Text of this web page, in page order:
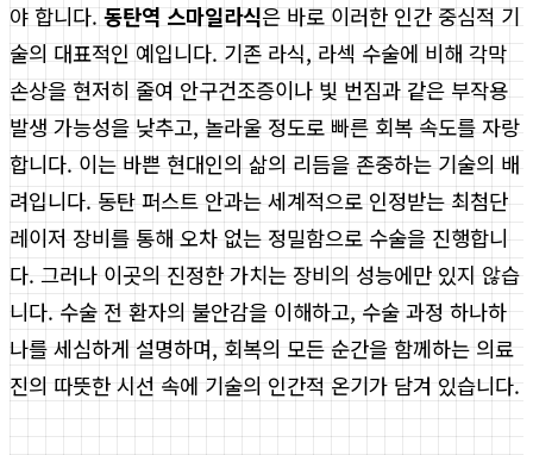
야 합니다. 동탄역 스마일라식은 바로 이러한 인간 중심적 기
술의 대표적인 예입니다. 기존 라식, 라섹 수술에 비해 각막
손상을 현저히 줄여 안구건조증이나 빛 번짐과 같은 부작용
발생 가능성을 낮추고, 놀라울 정도로 빠른 회복 속도를 자랑
합니다. 이는 바쁜 현대인의 삶의 리듬을 존중하는 기술의 배
려입니다. 동탄 퍼스트 안과는 세계적으로 인정받는 최첨단
레이저 장비를 통해 오차 없는 정밀함으로 수술을 진행합니
다. 그러나 이곳의 진정한 가치는 장비의 성능에만 있지 않습
니다. 수술 전 환자의 불안감을 이해하고, 수술 과정 하나하
나를 세심하게 설명하며, 회복의 모든 순간을 함께하는 의료
진의 따뜻한 시선 속에 기술의 인간적 온기가 담겨 있습니다.